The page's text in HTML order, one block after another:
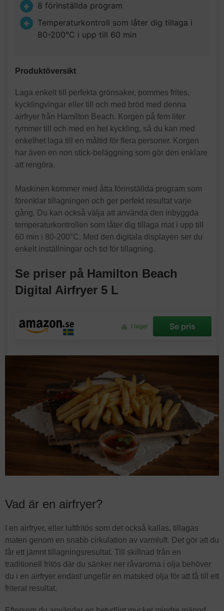
8 förinställda program
Temperaturkontroll som låter dig tillaga i
80-200°C i upp till 60 min
Produktöversikt
Laga enkelt till perfekta grönsaker, pommes frites,
kycklingvingar eller till och med bröd med denna
airfryer från Hamilton Beach. Korgen på fem liter
rymmer till och med en hel kyckling, så du kan med
enkelhet laga till en måltid för flera personer. Korgen
har även en non stick-beläggning som gör den enklare
att rengöra.
Maskinen kommer med åtta förinställda program som
förenklar tillagningen och ger perfekt resultat varje
gång. Du kan också välja att använda den inbyggda
temperaturkontrollen som låter dig tillaga mat i upp till
60 min i 80-200°C. Med den digitala displayen ser du
enkelt inställningar och tid för tillagning.
Se priser på Hamilton Beach
Digital Airfryer 5 L
I lager Se pris
Vad är en airfryer?
I en airfryer, eller luftfritös som det också kallas, tillagas
maten genom en snabb cirkulation av varmluft. Det gör att du
får ett jämnt tillagningsresultat. Till skillnad från en
traditionell fritös där du sänker ner råvarorna i olja behöver
du i en airfryer endast ungefär en matsked olja för att få till ett
friterat resultat.